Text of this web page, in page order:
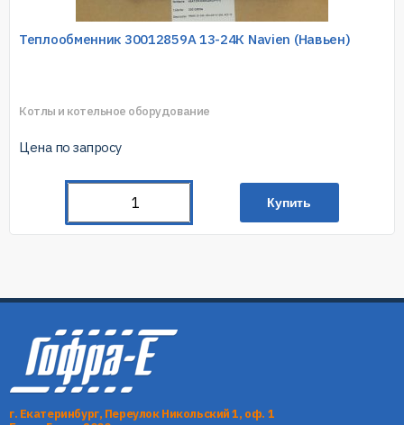
Теплообменник 30012859A 13-24К Navien (Навьен)
Котлы и котельное оборудование
Цена по запросу
Купить
г. Екатеринбург, Переулок Никольский 1, оф. 1